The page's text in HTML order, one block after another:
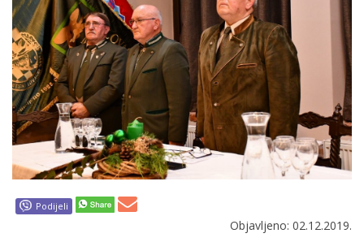
Podijeli
Objavljeno: 02.12.2019.